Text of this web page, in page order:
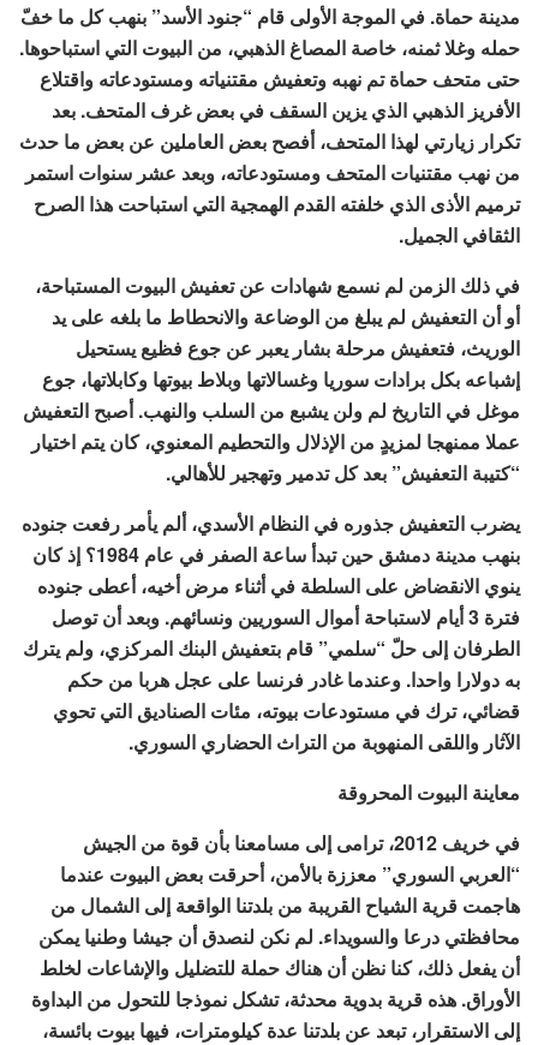
مدينة حماة. في الموجة الأولى قام “جنود الأسد” بنهب كل ما خفّ
حمله وغلا ثمنه، خاصة المصاغ الذهبي، من البيوت التي استباحوها.
حتى متحف حماة تم نهبه وتعفيش مقتنياته ومستودعاته واقتلاع
الأفريز الذهبي الذي يزين السقف في بعض غرف المتحف. بعد
تكرار زيارتي لهذا المتحف، أفصح بعض العاملين عن بعض ما حدث
من نهب مقتنيات المتحف ومستودعاته، وبعد عشر سنوات استمر
ترميم الأذى الذي خلفته القدم الهمجية التي استباحت هذا الصرح
الثقافي الجميل.
في ذلك الزمن لم نسمع شهادات عن تعفيش البيوت المستباحة،
أو أن التعفيش لم يبلغ من الوضاعة والانحطاط ما بلغه على يد
الوريث، فتعفيش مرحلة بشار يعبر عن جوع فظيع يستحيل
إشباعه بكل برادات سوريا وغسالاتها وبلاط بيوتها وكابلاتها، جوع
موغل في التاريخ لم ولن يشبع من السلب والنهب. أصبح التعفيش
عملا ممنهجا لمزيدٍ من الإذلال والتحطيم المعنوي، كان يتم اختيار
“كتيبة التعفيش” بعد كل تدمير وتهجير للأهالي.
يضرب التعفيش جذوره في النظام الأسدي، ألم يأمر رفعت جنوده
بنهب مدينة دمشق حين تبدأ ساعة الصفر في عام 1984؟ إذ كان
ينوي الانقضاض على السلطة في أثناء مرض أخيه، أعطى جنوده
فترة 3 أيام لاستباحة أموال السوريين ونسائهم. وبعد أن توصل
الطرفان إلى حلّ “سلمي” قام بتعفيش البنك المركزي، ولم يترك
به دولارا واحدا. وعندما غادر فرنسا على عجل هربا من حكم
قضائي، ترك في مستودعات بيوته، مئات الصناديق التي تحوي
الآثار واللقى المنهوبة من التراث الحضاري السوري.
معاينة البيوت المحروقة
في خريف 2012، ترامى إلى مسامعنا بأن قوة من الجيش
“العربي السوري” معززة بالأمن، أحرقت بعض البيوت عندما
هاجمت قرية الشياح القريبة من بلدتنا الواقعة إلى الشمال من
محافظتي درعا والسويداء. لم نكن لنصدق أن جيشا وطنيا يمكن
أن يفعل ذلك، كنا نظن أن هناك حملة للتضليل والإشاعات لخلط
الأوراق. هذه قرية بدوية محدثة، تشكل نموذجا للتحول من البداوة
إلى الاستقرار، تبعد عن بلدتنا عدة كيلومترات، فيها بيوت بائسة،